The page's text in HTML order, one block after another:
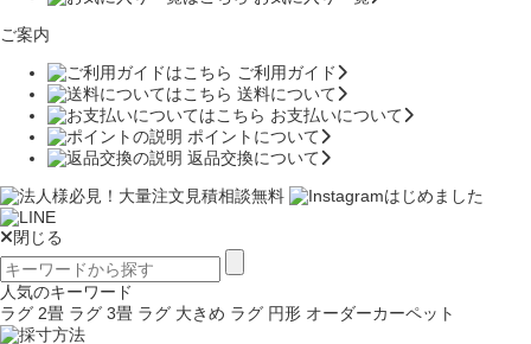
ご案内
ご利用ガイド
送料について
お支払いについて
ポイントについて
返品交換について
閉じる
人気のキーワード
ラグ 2畳 ラグ 3畳 ラグ 大きめ ラグ 円形 オーダーカーペット